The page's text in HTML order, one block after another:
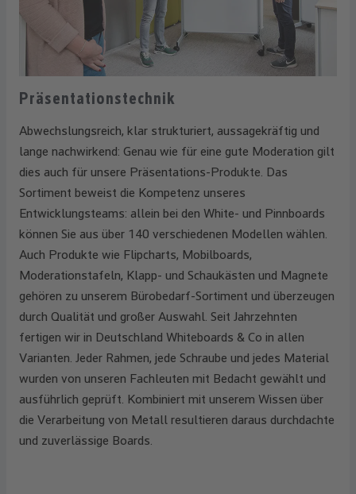
Präsentationstechnik
Abwechslungsreich, klar strukturiert, aussagekräftig und
lange nachwirkend: Genau wie für eine gute Moderation gilt
dies auch für unsere Präsentations-Produkte. Das
Sortiment beweist die Kompetenz unseres
Entwicklungsteams: allein bei den White- und Pinnboards
können Sie aus über 140 verschiedenen Modellen wählen.
Auch Produkte wie Flipcharts, Mobilboards,
Moderationstafeln, Klapp- und Schaukästen und Magnete
gehören zu unserem Bürobedarf-Sortiment und überzeugen
durch Qualität und großer Auswahl. Seit Jahrzehnten
fertigen wir in Deutschland Whiteboards & Co in allen
Varianten. Jeder Rahmen, jede Schraube und jedes Material
wurden von unseren Fachleuten mit Bedacht gewählt und
ausführlich geprüft. Kombiniert mit unserem Wissen über
die Verarbeitung von Metall resultieren daraus durchdachte
und zuverlässige Boards.